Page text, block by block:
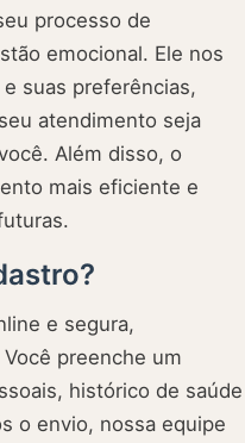
processo de
emocional. Ele nos
suas preferências,
atendimento seja
Além disso, o
mais eficiente e
e segura,
preenche um
histórico de saúde
o envio, nossa equipe